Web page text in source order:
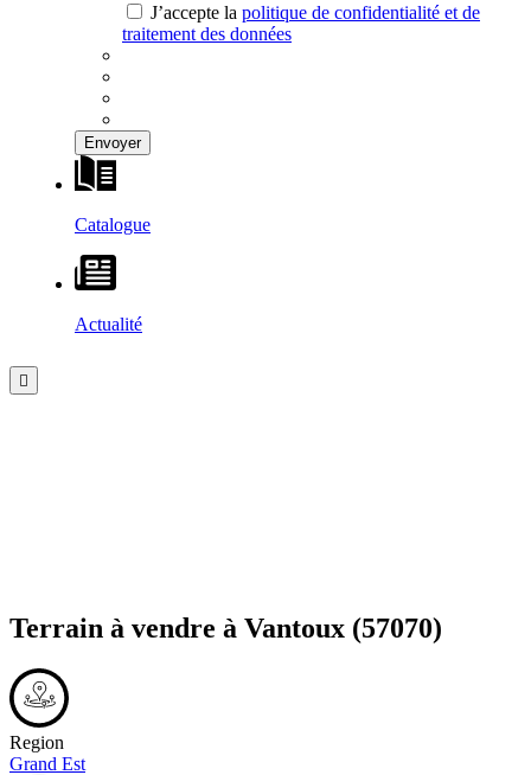
J’accepte la politique de confidentialité et de
traitement des données
Catalogue
Actualité
Terrain à vendre à Vantoux (57070)
Region
Grand Est